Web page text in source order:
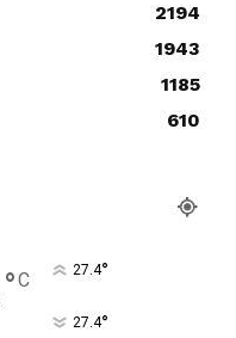
2194
1943
1185
610
°C 27.4°
27.4°